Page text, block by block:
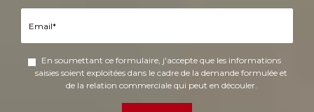
En soumettant ce formulaire, j'accepte que les informations
saisies soient exploitées dans le cadre de la demande formulée et
de la relation commerciale qui peut en découler.